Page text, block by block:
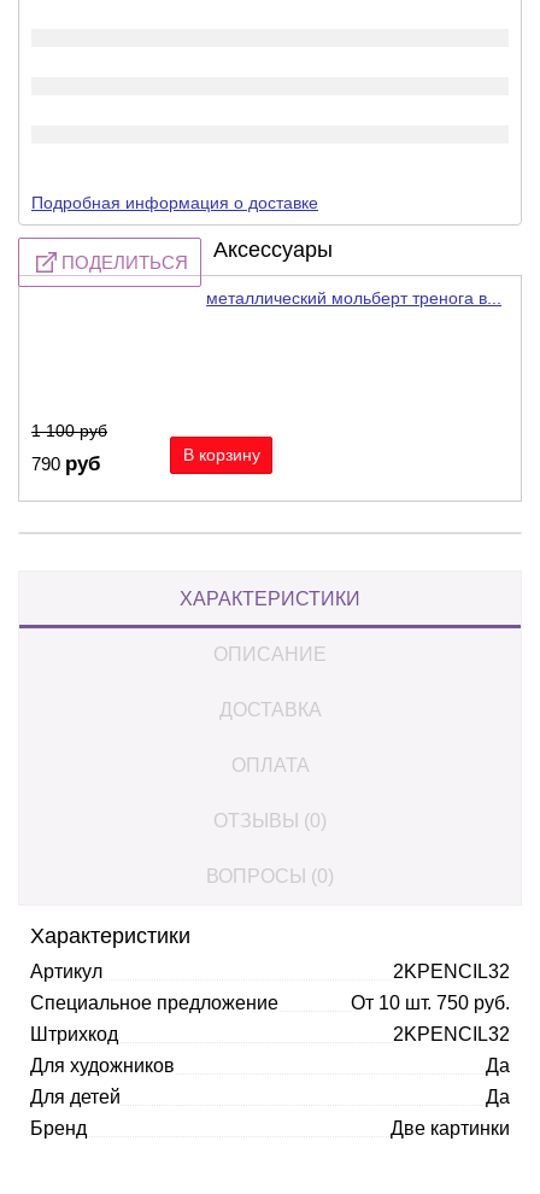
Подробная информация о доставке
ПОДЕЛИТЬСЯ
Аксессуары
металлический мольберт тренога в...
1 100руб
790 руб
ХАРАКТЕРИСТИКИ
ОПИСАНИЕ
ДОСТАВКА
ОПЛАТА
ОТЗЫВЫ (0)
ВОПРОСЫ (0)
Характеристики
Артикул
2KPENCIL32
Специальное предложение
От 10 шт. 750 руб.
Штрихкод
2KPENCIL32
Для художников
Да
Для детей
Да
Бренд
Две картинки